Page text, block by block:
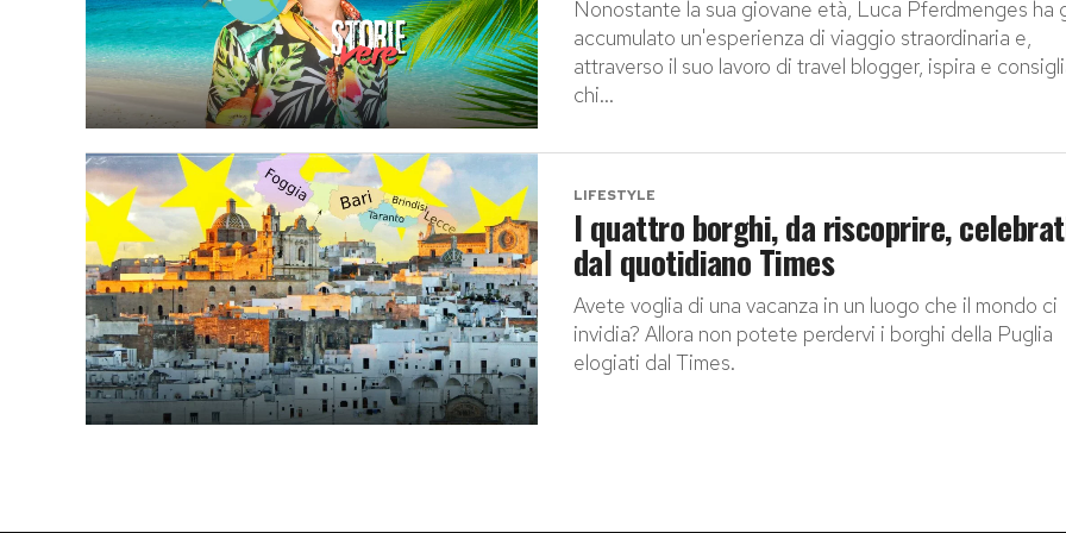
Nonostante la sua giovane età, Luca Pferdmenges ha
accumulato un'esperienza di viaggio straordinaria e,
attraverso il suo lavoro di travel blogger, ispira e
chi...
LIFESTYLE
I quattro borghi, da riscoprire,
dal quotidiano Times
Avete voglia di una vacanza in un luogo che il mondo ci
invidia? Allora non potete perdervi i borghi della Puglia
elogiati dal Times.